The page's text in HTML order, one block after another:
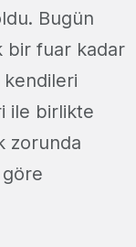
Bugün
bir fuar kadar
kendileri
ile birlikte
zorunda